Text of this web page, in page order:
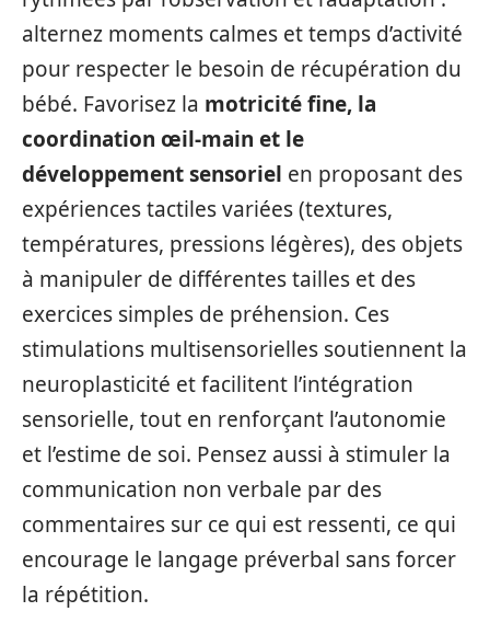
alternez moments calmes et temps d’activité
pour respecter le besoin de récupération du
bébé. Favorisez la motricité fine, la
coordination œil-main et le
développement sensoriel en proposant des
expériences tactiles variées (textures,
températures, pressions légères), des objets
à manipuler de différentes tailles et des
exercices simples de préhension. Ces
stimulations multisensorielles soutiennent la
neuroplasticité et facilitent l’intégration
sensorielle, tout en renforçant l’autonomie
et l’estime de soi. Pensez aussi à stimuler la
communication non verbale par des
commentaires sur ce qui est ressenti, ce qui
encourage le langage préverbal sans forcer
la répétition.